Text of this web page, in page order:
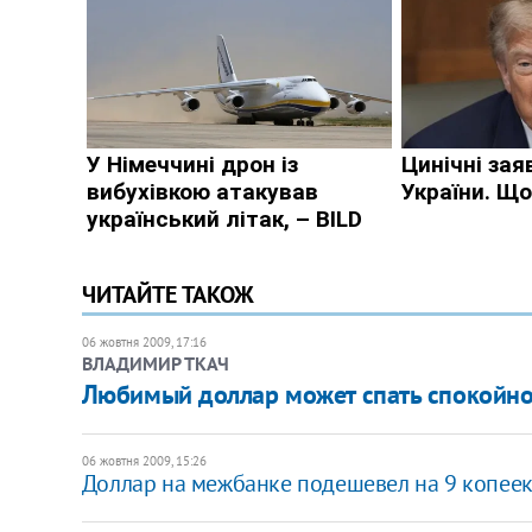
ЧИТАЙТЕ ТАКОЖ
06 жовтня 2009, 17:16
ВЛАДИМИР ТКАЧ
Любимый доллар может спать
06 жовтня 2009, 15:26
Доллар на межбанке подешевел на 9 копеек